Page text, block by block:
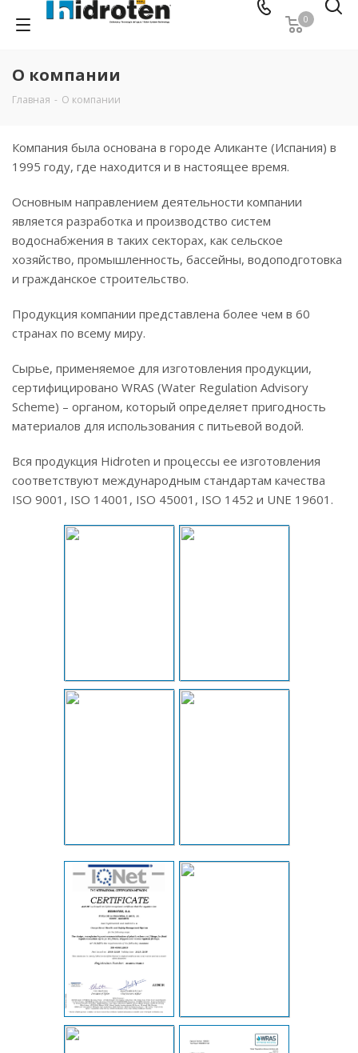
0
О компании
Главная - О компании
Компания была основана в городе Аликанте (Испания) в
1995 году, где находится и в настоящее время.
Основным направлением деятельности компании
является разработка и производство систем
водоснабжения в таких секторах, как сельское
хозяйство, промышленность, бассейны, водоподготовка
и гражданское строительство.
Продукция компании представлена более чем в 60
странах по всему миру.
Сырье, применяемое для изготовления продукции,
сертифицировано WRAS (Water Regulation Advisory
Scheme) – органом, который определяет пригодность
материалов для использования с питьевой водой.
Вся продукция Hidroten и процессы ее изготовления
соответствуют международным стандартам качества
ISO 9001, ISO 14001, ISO 45001, ISO 1452 и UNE 19601.